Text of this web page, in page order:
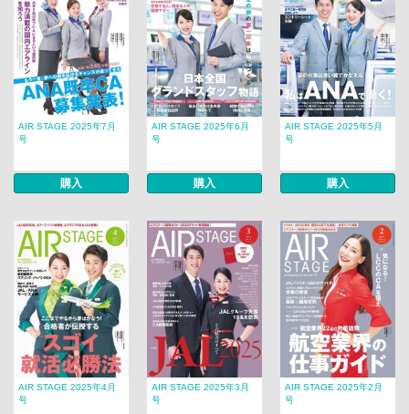
AIR STAGE 2025年7月
号
購入
AIR STAGE 2025年6月
号
購入
AIR STAGE 2025年5月
号
購入
AIR STAGE 2025年4月
号
AIR STAGE 2025年3月
号
AIR STAGE 2025年2月
号